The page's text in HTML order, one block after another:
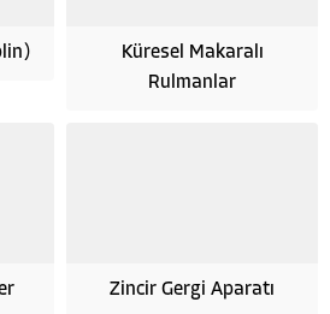
Küresel Makaralı
Rulmanlar
Zincir Gergi Aparatı